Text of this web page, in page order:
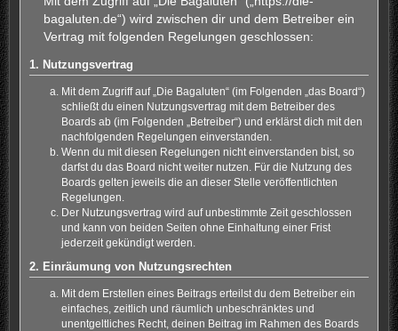
bagaluten.de“) wird zwischen dir und dem Betreiber ein
Vertrag mit folgenden Regelungen geschlossen:
1. Nutzungsvertrag
Mit dem Zugriff auf „Die Bagaluten“ (im Folgenden „das Board“)
schließt du einen Nutzungsvertrag mit dem Betreiber des
Boards ab (im Folgenden „Betreiber“) und erklärst dich mit den
nachfolgenden Regelungen einverstanden.
Wenn du mit diesen Regelungen nicht einverstanden bist, so
darfst du das Board nicht weiter nutzen. Für die Nutzung des
Boards gelten jeweils die an dieser Stelle veröffentlichten
Regelungen.
Der Nutzungsvertrag wird auf unbestimmte Zeit geschlossen
und kann von beiden Seiten ohne Einhaltung einer Frist
jederzeit gekündigt werden.
2. Einräumung von Nutzungsrechten
Mit dem Erstellen eines Beitrags erteilst du dem Betreiber ein
einfaches, zeitlich und räumlich unbeschränktes und
unentgeltliches Recht, deinen Beitrag im Rahmen des Boards